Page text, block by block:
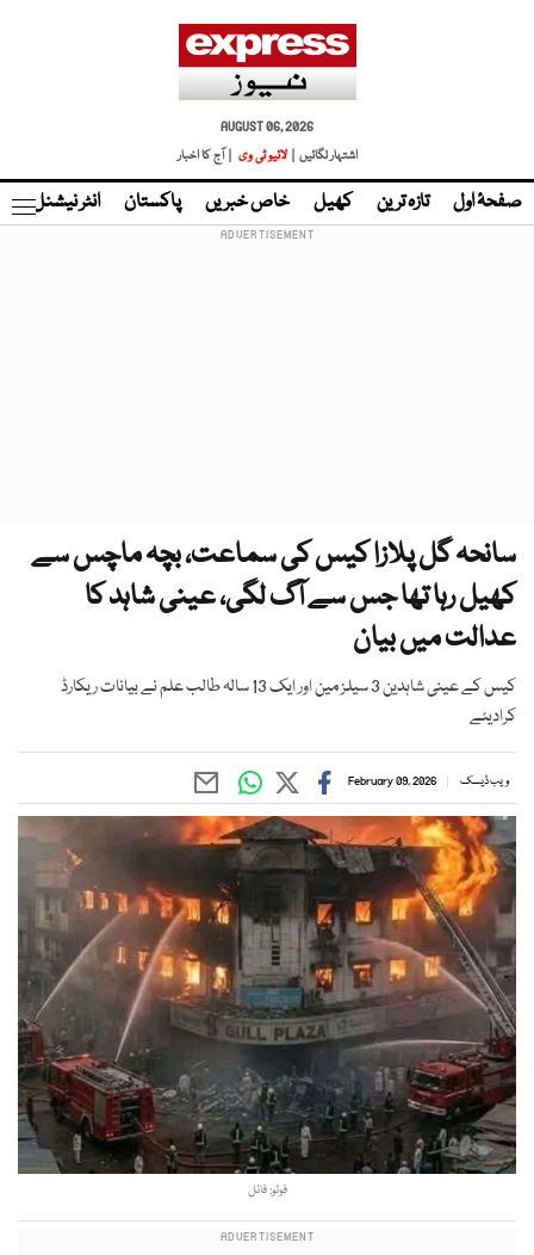
AUGUST 06, 2026
اشتہار لگائیں |
لائیو ٹی وی | آج کا اخبار
صفحۂ اول تازہ ترین کھیل خاص خبریں پاکستان انٹر نیشنل
سانحہ گل پلازا کیس کی سماعت، بچہ ماچس سے
کھیل رہا تھا جس سے آگ لگی، عینی شاہد کا
عدالت میں بیان
کیس کے عینی شاہدین 3 سیلز مین اور ایک 13 سالہ طالب علم نے بیانات ریکارڈ
کرادیئے
ویب ڈیسک February 09, 2026
فوٹو: فائل